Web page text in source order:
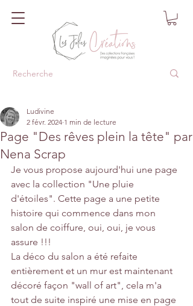
Page "Des rêves plein la tête" par
Nena Scrap
Ludivine
2 févr. 2024 1 min de lecture
Je vous propose aujourd'hui une page
avec la collection "Une pluie
d'étoiles". Cette page a une petite
histoire qui commence dans mon
salon de coiffure, oui, oui, je vous
assure !!!
La déco du salon a été refaite
entièrement et un mur est maintenant
décoré façon "wall of art", cela m'a
tout de suite inspiré une mise en page